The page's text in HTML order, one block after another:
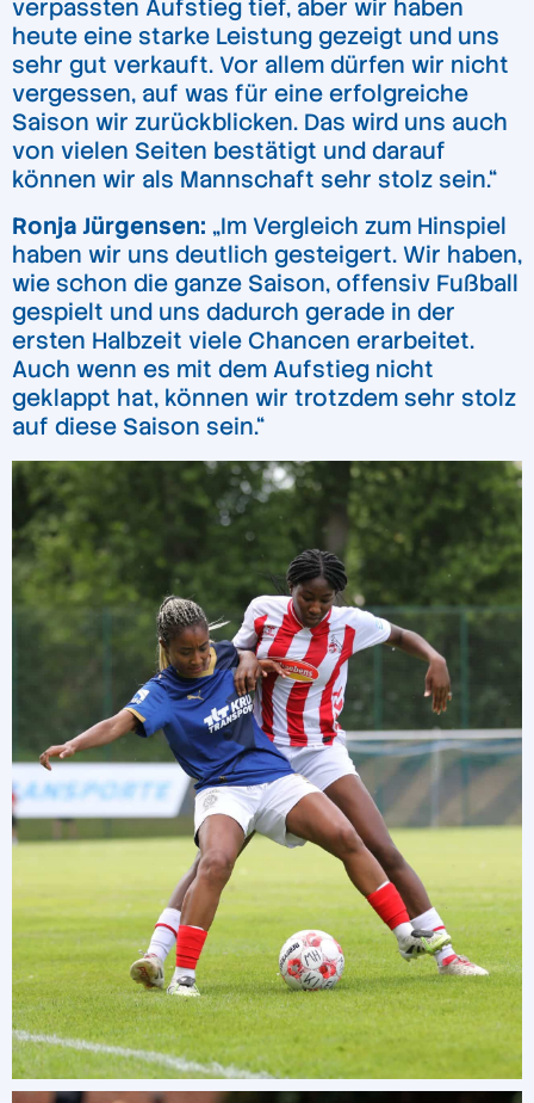
verpassten Aufstieg tief, aber wir haben
heute eine starke Leistung gezeigt und uns
sehr gut verkauft. Vor allem dürfen wir nicht
vergessen, auf was für eine erfolgreiche
Saison wir zurückblicken. Das wird uns auch
von vielen Seiten bestätigt und darauf
können wir als Mannschaft sehr stolz sein.“
Ronja Jürgensen: „Im Vergleich zum Hinspiel
haben wir uns deutlich gesteigert. Wir haben,
wie schon die ganze Saison, offensiv Fußball
gespielt und uns dadurch gerade in der
ersten Halbzeit viele Chancen erarbeitet.
Auch wenn es mit dem Aufstieg nicht
geklappt hat, können wir trotzdem sehr stolz
auf diese Saison sein.“